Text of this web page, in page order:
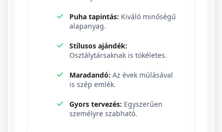
Puha tapintás: Kiváló minőségű
alapanyag.
Stílusos ajándék:
Osztálytársaknak is tökéletes.
Maradandó: Az évek múlásával
is szép emlék.
Gyors tervezés: Egyszerűen
személyre szabható.